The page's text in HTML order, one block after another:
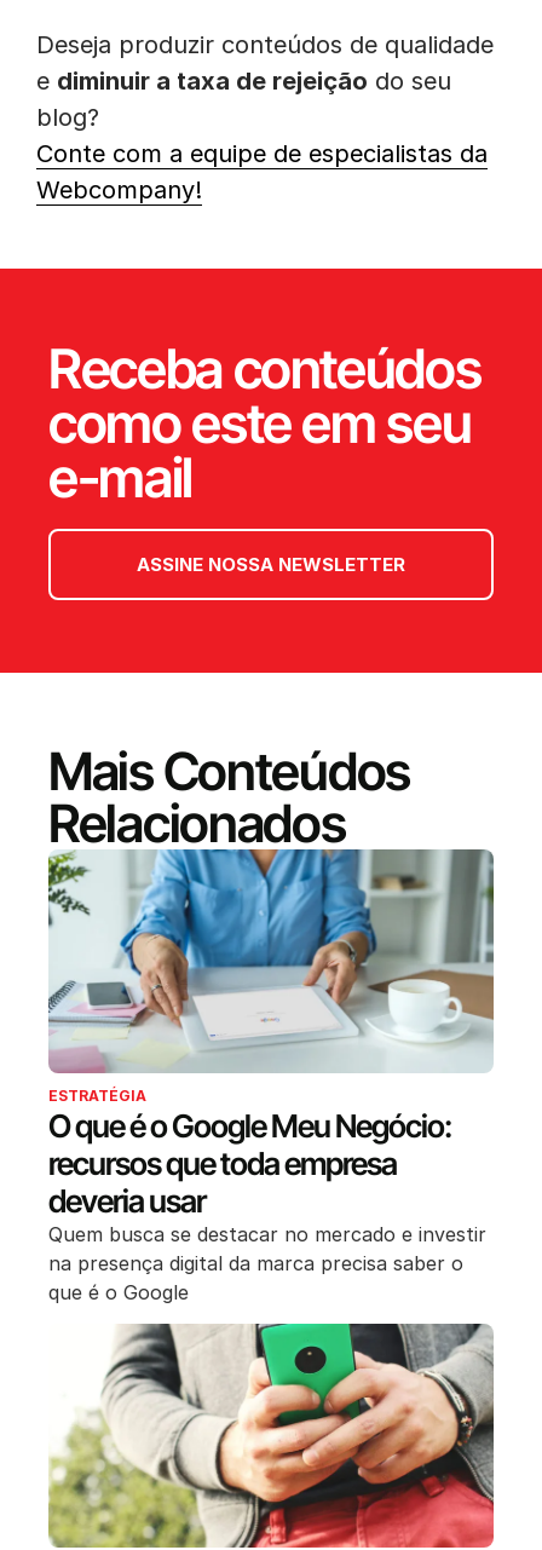
Deseja produzir conteúdos de qualidade
e diminuir a taxa de rejeição do seu
blog?
Conte com a equipe de especialistas da
Webcompany!
Receba conteúdos
como este em seu
e-mail
ASSINE NOSSA NEWSLETTER
Mais Conteúdos
Relacionados
ESTRATÉGIA
O que é o Google Meu Negócio:
recursos que toda empresa
deveria usar
Quem busca se destacar no mercado e investir
na presença digital da marca precisa saber o
que é o Google